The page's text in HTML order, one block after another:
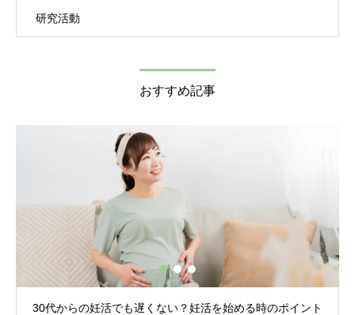
研究活動
おすすめ記事
ポイント
30代後半の妊活の平均期間は？30代後半の女性が注意